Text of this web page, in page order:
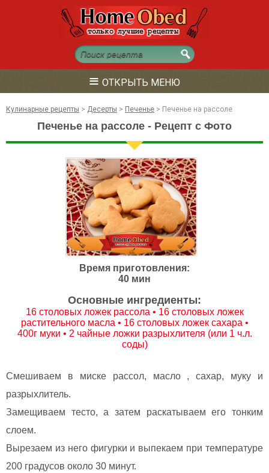
≡ ОТКРЫТЬ МЕНЮ
Кулинарные рецепты > Десерты > Печенье > Печенье на рассоле
Печенье на рассоле - Рецепт с Фото
Время приготовления:
40 мин
Основные ингредиенты:
16 столовых ложек рассола • 16 столовых ложек
растительного масла • 16 столовых ложек сахара •
400г муки • 2 чайные ложки разрыхлителя (или 1 ч.л.
соды)
Смешиваем в миске рассол, масло , сахар, муку и
разрыхлитель.
Замещиваем тесто, а затем раскатываем его тонким
слоем.
Вырезаем из него фигурки и выпекаем при температуре
200 градусов около 30 минут.